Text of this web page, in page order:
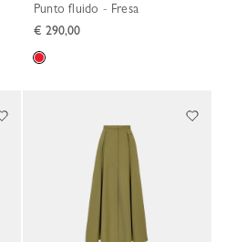
Punto fluido - Fresa
€ 290,00